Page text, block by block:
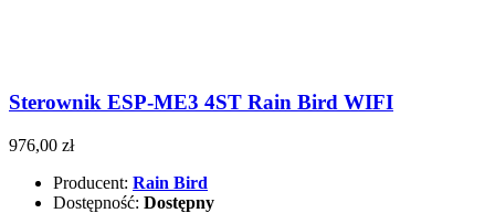
Sterownik ESP-ME3 4ST Rain Bird WIFI
976,00 zł
Producent: Rain Bird
Dostępność: Dostępny